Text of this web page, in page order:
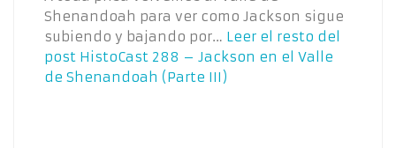
Shenandoah para ver como Jackson sigue
subiendo y bajando por… Leer el resto del
post HistoCast 288 – Jackson en el Valle
de Shenandoah (Parte III)